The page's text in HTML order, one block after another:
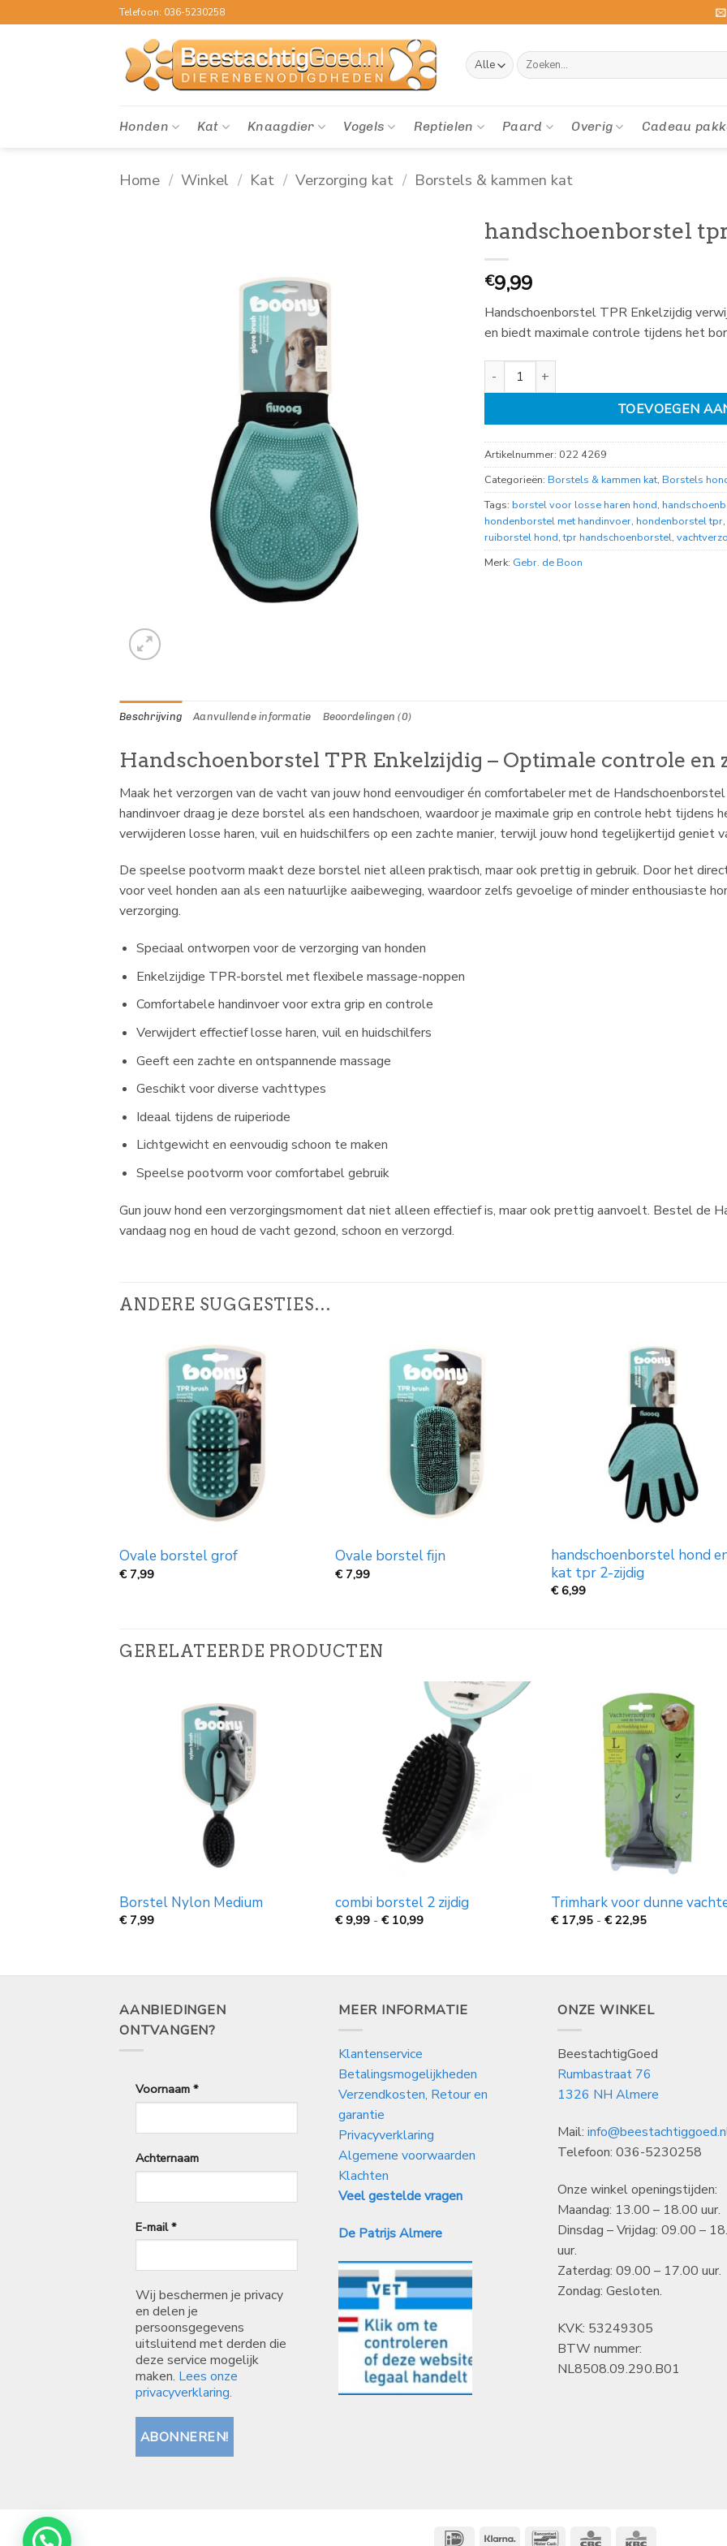
naar
Telefoon: 036-5230258
Zoeken
naar:
Honden Kat Knaagdier Vogels Reptielen Paard Overig Cadeau
Home / Winkel / Kat / Verzorging kat / Borstels & kammen kat
handschoenborstel
€9,99
Handschoenborstel TPR Enkelzijdig
en biedt maximale controle tijdens het
handschoenborstel tpr enkelzijdig aantal
TOEVOEGEN
Artikelnummer: 022 4269
Categorieën: Borstels & kammen kat, Borstels
Tags: borstel voor losse haren hond,
hondenborstel met handinvoer, hondenborstel tpr,
ruiborstel hond,tpr handschoenborstel,
Merk: Gebr. de Boon
Beschrijving Aanvullende informatie Beoordelingen (0)
Handschoenborstel TPR Enkelzijdig – Optimale controle en
Maak het verzorgen van de vacht van jouw hond eenvoudiger én comfortabeler met de
handinvoer draag je deze borstel als een handschoen, waardoor je maximale grip en controle hebt
verwijderen losse haren, vuil en huidschilfers op een zachte manier, terwijl jouw hond tegelijkertijd geniet
De speelse pootvorm maakt deze borstel niet alleen praktisch, maar ook prettig in gebruik. Door het
voor veel honden aan als een natuurlijke aaibeweging, waardoor zelfs gevoelige of minder enthousiaste
verzorging.
Speciaal ontworpen voor de verzorging van honden
Enkelzijdige TPR-borstel met flexibele massage-noppen
Comfortabele handinvoer voor extra grip en controle
Verwijdert effectief losse haren, vuil en huidschilfers
Geeft een zachte en ontspannende massage
Geschikt voor diverse vachttypes
Ideaal tijdens de ruiperiode
Lichtgewicht en eenvoudig schoon te maken
Speelse pootvorm voor comfortabel gebruik
Gun jouw hond een verzorgingsmoment dat niet alleen effectief is, maar ook prettig aanvoelt. Bestel de
vandaag nog en houd de vacht gezond, schoon en verzorgd.
ANDERE SUGGESTIES…
Ovale borstel grof
€ 7,99
Ovale borstel fijn
€ 7,99
handschoenborstel hond
kat tpr 2-zijdig
€6,99
GERELATEERDE PRODUCTEN
Borstel Nylon Medium
€ 7,99
combi borstel 2 zijdig
€9,99 - € 10,99Prijsklasse:
10,99
Trimhark voor dunne
€ 17,95 - €22,95Prijsklasse:
22,95
AANBIEDINGEN
ONTVANGEN?
Voornaam *
Achternaam
E-mail*
Wij beschermen je privacy
en delen je
persoonsgegevens
uitsluitend met derden die
deze service mogelijk
maken. Lees onze
privacyverklaring.
MEER INFORMATIE
Klantenservice
Betalingsmogelijkheden
Verzendkosten, Retour en
garantie
Privacyverklaring
Algemene voorwaarden
Klachten
Veel gestelde vragen
De Patrijs Almere
ONZE WINKEL
BeestachtigGoed
Rumbastraat 76
1326 NH Almere
Mail:
Telefoon: 036-5230258
Onze winkel openingstijden:
Maandag: 13.00 – 18.00 uur.
Dinsdag – Vrijdag: 09.00 –
uur.
Zaterdag: 09.00 – 17.00 uur.
Zondag: Gesloten.
KVK: 53249305
BTW nummer:
NL8508.09.290.B01
IDeal Klarna BancontactCBC